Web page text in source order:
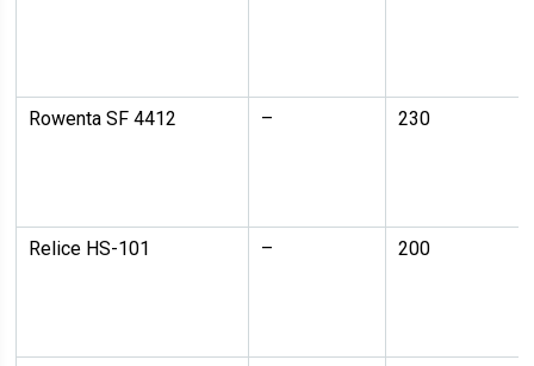
Rowenta SF 4412 – 230
Relice HS-101 – 200